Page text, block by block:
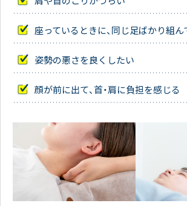
座っているときに、同じ足ばかり組ん
姿勢の悪さを良くしたい
顔が前に出て、首・肩に負担を感じる